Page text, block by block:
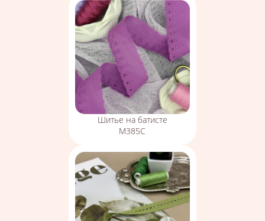
Шитье на батисте
М385С